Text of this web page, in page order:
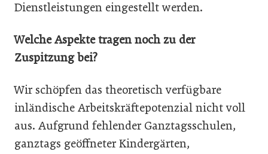
Dienstleistungen eingestellt werden.
Welche Aspekte tragen noch zu der
Zuspitzung bei?
Wir schöpfen das theoretisch verfügbare
inländische Arbeitskräftepotenzial nicht voll
aus. Aufgrund fehlender Ganztagsschulen,
ganztags geöffneter Kindergärten,